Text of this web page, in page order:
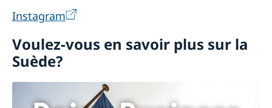
Instagram
Voulez-vous en savoir plus sur la
Suède?